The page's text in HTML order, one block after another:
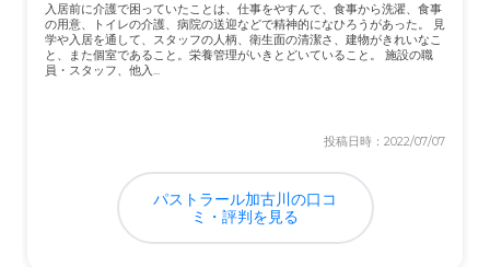
入居前に介護で困っていたことは、仕事をやすんで、食事から洗濯、食事
の用意、トイレの介護、病院の送迎などで精神的になひろうがあった。 見
学や入居を通して、スタッフの人柄、衛生面の清潔さ、建物がきれいなこ
と、また個室であること。栄養管理がいきとどいていること。 施設の職
員・スタッフ、他入...
投稿日時：2022/07/07
パストラール加古川の口コ
ミ・評判を見る